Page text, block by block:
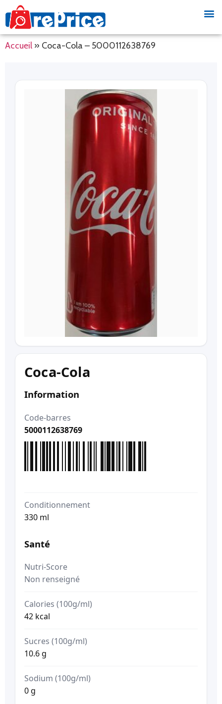
Accueil » Coca-Cola – 5000112638769
Coca-Cola
Information
Code-barres
5000112638769
Conditionnement
330 ml
Santé
Nutri-Score
Non renseigné
Calories (100g/ml)
42 kcal
Sucres (100g/ml)
10.6 g
Sodium (100g/ml)
0 g